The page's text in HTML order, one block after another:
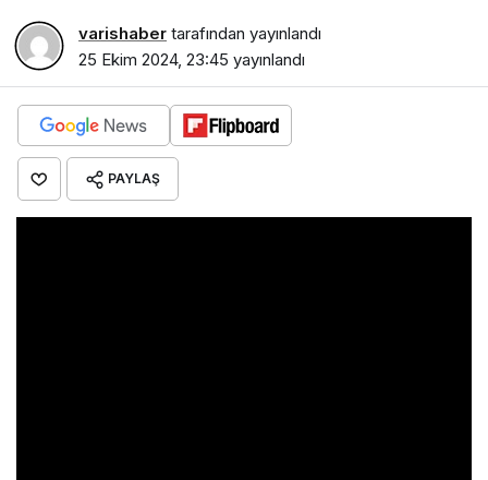
varishaber tarafından yayınlandı
25 Ekim 2024, 23:45 yayınlandı
PAYLAŞ